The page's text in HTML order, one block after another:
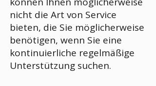
nicht die Art von Service
bieten, die Sie möglicherweise
benötigen, wenn Sie eine
kontinuierliche regelmäßige
Unterstützung suchen.